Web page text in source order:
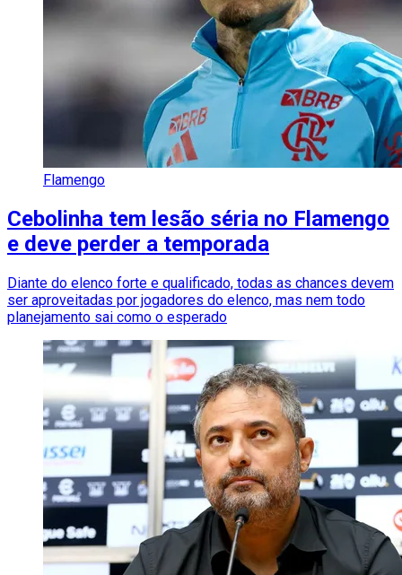
Flamengo
Cebolinha tem lesão séria no Flamengo
e deve perder a temporada
Diante do elenco forte e qualificado, todas as chances devem
ser aproveitadas por jogadores do elenco, mas nem todo
planejamento sai como o esperado